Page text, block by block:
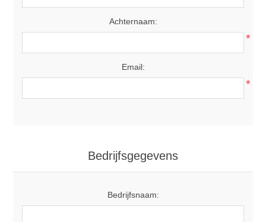
Achternaam:
*
Email:
*
Bedrijfsgegevens
Bedrijfsnaam: